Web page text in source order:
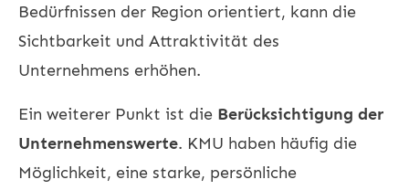
Bedürfnissen der Region orientiert, kann die
Sichtbarkeit und Attraktivität des
Unternehmens erhöhen.
Ein weiterer Punkt ist die Berücksichtigung der
Unternehmenswerte. KMU haben häufig die
Möglichkeit, eine starke, persönliche